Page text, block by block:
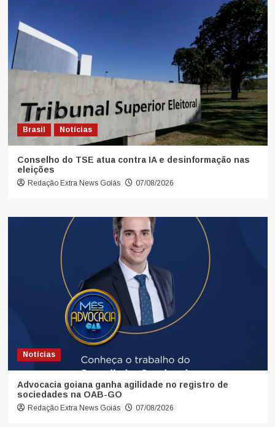
Brasil Notícias
Conselho do TSE atua contra IA e desinformação nas
eleições
Redação Extra News Goiás 07/08/2026
Notícias
Advocacia goiana ganha agilidade no registro de
sociedades na OAB-GO
Redação Extra News Goiás 07/08/2026